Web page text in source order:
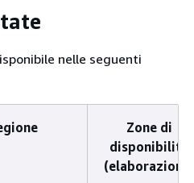
nelle seguenti
Zone di
disponibilità
(elaborazione)